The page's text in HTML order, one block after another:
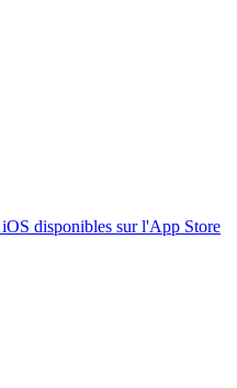
disponibles sur l'App Store